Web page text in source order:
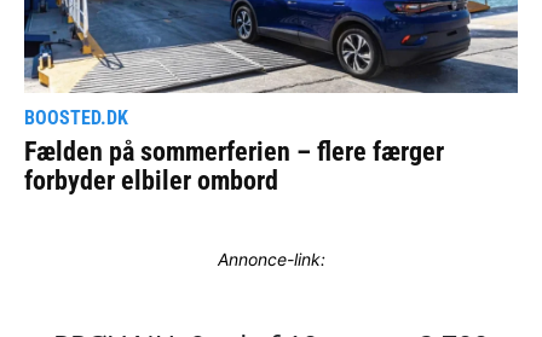
Annonce-link: